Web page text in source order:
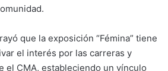
que la exposición “Fémina” tiene
el interés por las carreras y
el CMA, estableciendo un vínculo